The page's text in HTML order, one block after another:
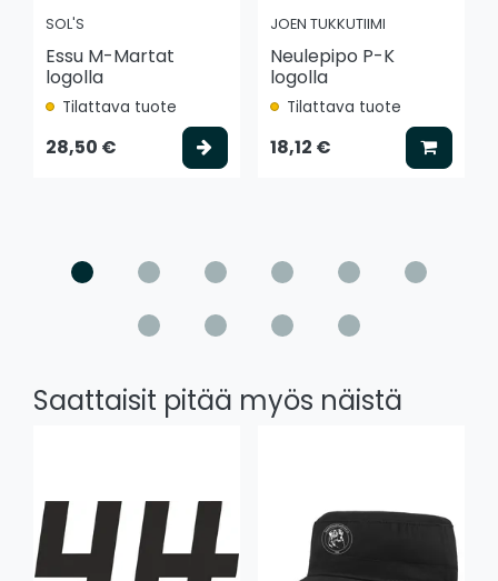
SOL'S
Essu M-Martat
logolla
Tilattava tuote
28,50 € Valitse vaihtoehto
JOEN TUKKUTIIMI
Neulepipo P-K
logolla
Tilattava tuote
18,12 € Lisää
Saattaisit pitää myös näistä